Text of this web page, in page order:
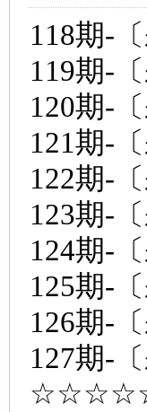
118期-
119期-
120期-
121期-
122期-
123期-
124期-
125期-
126期-
127期-